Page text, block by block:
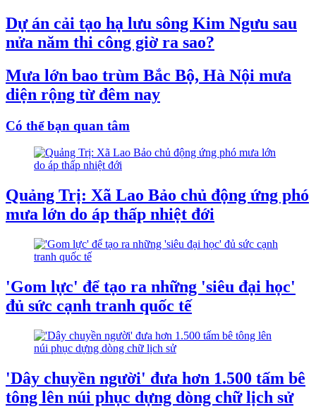
Dự án cải tạo hạ lưu sông Kim Ngưu sau
nửa năm thi công giờ ra sao?
Mưa lớn bao trùm Bắc Bộ, Hà Nội mưa
diện rộng từ đêm nay
Có thể bạn quan tâm
Quảng Trị: Xã Lao Bảo chủ động ứng phó
mưa lớn do áp thấp nhiệt đới
'Gom lực' để tạo ra những 'siêu đại học'
đủ sức cạnh tranh quốc tế
'Dây chuyền người' đưa hơn 1.500 tấm bê
tông lên núi phục dựng dòng chữ lịch sử